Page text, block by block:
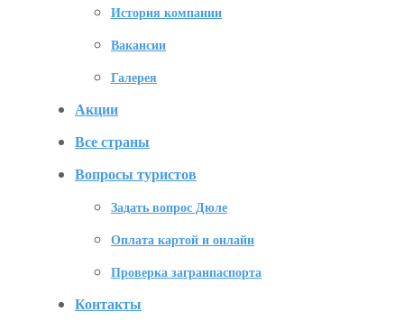
История компании
Вакансии
Галерея
Акции
Все страны
Вопросы туристов
Задать вопрос Дюле
Оплата картой и онлайн
Проверка загранпаспорта
Контакты